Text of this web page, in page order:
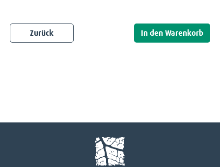
Zurück